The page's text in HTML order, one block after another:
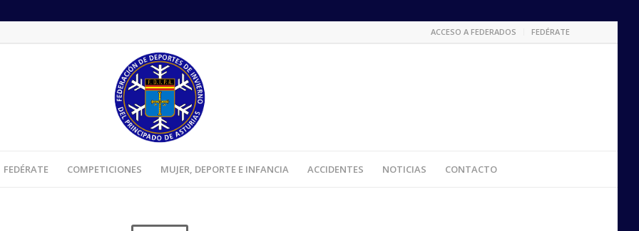
ACCESO A FEDERADOS FEDÉRATE
FEDÉRATE COMPETICIONES MUJER, DEPORTE E INFANCIA ACCIDENTES NOTICIAS CONTACTO